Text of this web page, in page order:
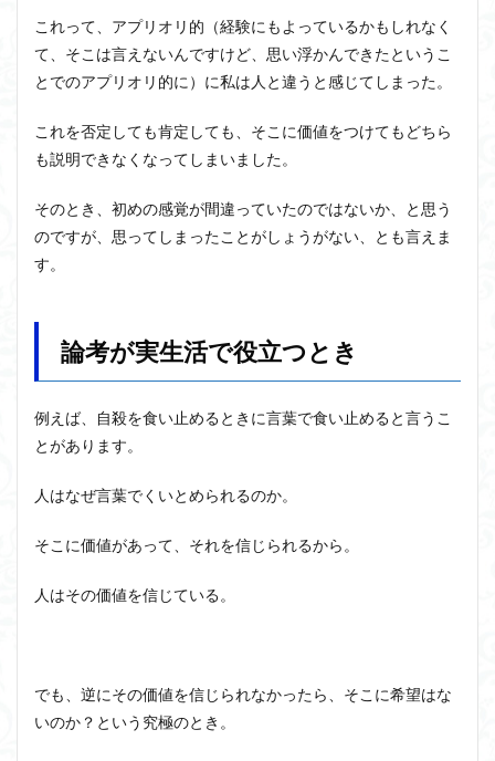
これって、アプリオリ的（経験にもよっているかもしれなく
て、そこは言えないんですけど、思い浮かんできたというこ
とでのアプリオリ的に）に私は人と違うと感じてしまった。
これを否定しても肯定しても、そこに価値をつけてもどちら
も説明できなくなってしまいました。
そのとき、初めの感覚が間違っていたのではないか、と思う
のですが、思ってしまったことがしょうがない、とも言えま
す。
論考が実生活で役立つとき
例えば、自殺を食い止めるときに言葉で食い止めると言うこ
とがあります。
人はなぜ言葉でくいとめられるのか。
そこに価値があって、それを信じられるから。
人はその価値を信じている。
でも、逆にその価値を信じられなかったら、そこに希望はな
いのか？という究極のとき。